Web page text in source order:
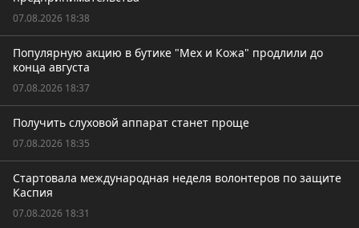
07.08.2026 18:38
Популярную акцию в бутике "Мех и Кожа" продлили до
конца августа
07.08.2026 18:37
Получить слуховой аппарат станет проще
07.08.2026 18:35
Стартовала международная неделя волонтеров по защите
Каспия
07.08.2026 18:31